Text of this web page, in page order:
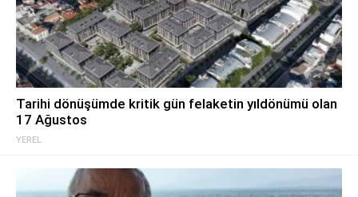
YEREL
Tarihi dönüşümde kritik gün felaketin yıldönümü olan
17 Ağustos